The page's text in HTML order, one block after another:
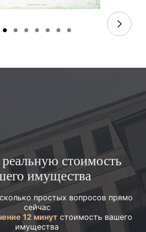
стоимость
имущества
простых вопросов прямо
сейчас
12 минутстоимость вашего
имущества